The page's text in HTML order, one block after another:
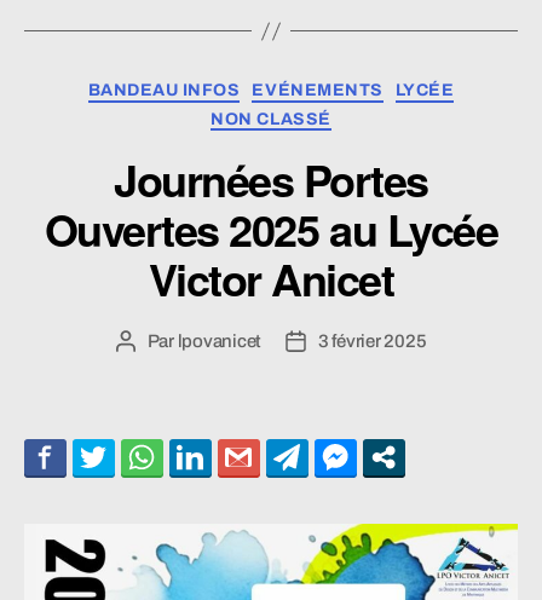
Catégories
BANDEAU INFOS EVÉNEMENTS
LYCÉE
NON CLASSÉ
Journées Portes
Ouvertes 2025 au Lycée
Victor Anicet
Auteur
Par lpovanicet
Date3 février 2025